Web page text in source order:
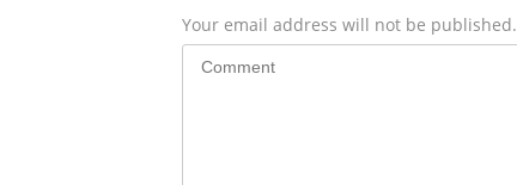
Your email address will not be published.